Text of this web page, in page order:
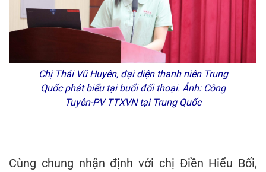
Chị Thái Vũ Huyên, đại diện thanh niên Trung
Quốc phát biểu tại buổi đối thoại. Ảnh: Công
Tuyên-PV TTXVN tại Trung Quốc
Cùng chung nhận định với chị Điền Hiểu Bối,